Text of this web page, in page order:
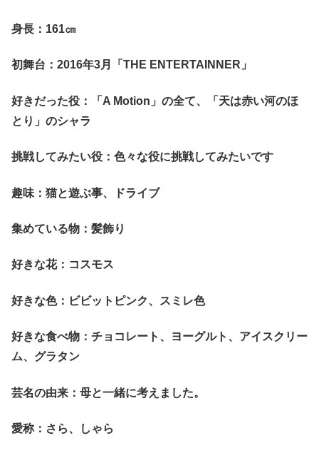
身長：161㎝
初舞台：2016年3月「THE ENTERTAINNER」
好きだった役：「A Motion」の全て、「天は赤い河のほ
とり」のシャラ
挑戦してみたい役：色々な役に挑戦してみたいです
趣味：猫と遊ぶ事、ドライブ
集めている物：髪飾り
好きな花：コスモス
好きな色：ビビットピンク、スミレ色
好きな食べ物：チョコレート、ヨーグルト、アイスクリー
ム、グラタン
芸名の由来：母と一緒に考えました。
愛称：さら、しゃら